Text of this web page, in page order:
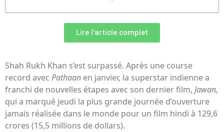
Lire l'article complet
Shah Rukh Khan s’est surpassé. Après une course
record avec Pathaan en janvier, la superstar indienne a
franchi de nouvelles étapes avec son dernier film, Jawan,
qui a marqué jeudi la plus grande journée d’ouverture
jamais réalisée dans le monde pour un film hindi à 129,6
crores (15,5 millions de dollars).